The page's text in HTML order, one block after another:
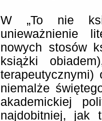
W „To nie
unieważnienie
nowych stosów
książki
niemalże
akademickiej
najdobitniej, jak